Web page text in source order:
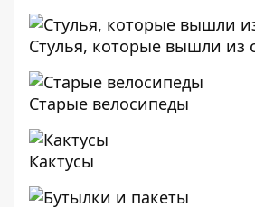
Стулья, которые вышли из
Старые велосипеды
Кактусы